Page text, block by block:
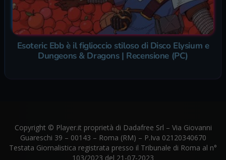
Esoteric Ebb è il figlioccio stiloso di Disco Elysium e
Dungeons & Dragons | Recensione (PC)
Copyright © Player.it proprietà di Dadafree Srl – Via Giovanni
Guareschi 39 – 00143 – Roma (RM) – P.Iva 02120340670
Testata Giornalistica registrata presso il Tribunale di Roma al n°
103/2023 del 21-07-2023